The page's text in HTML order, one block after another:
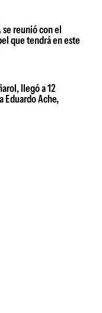
reunió con el
que tendrá en este
llegó a 12
Eduardo Ache,